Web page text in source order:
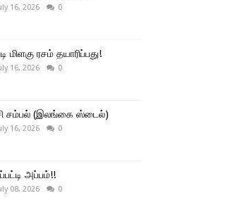
16, 2026 0
மிளகு ரசம் தயாரிப்பது!
16, 2026 0
சம்பல் (இலங்கை ஸ்டைல்)
16, 2026 0
அப்பம்!!
08, 2026 0